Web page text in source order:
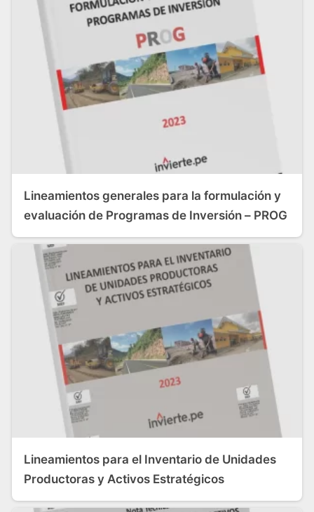
Lineamientos generales para la formulación y
evaluación de Programas de Inversión – PROG
Lineamientos para el Inventario de Unidades
Productoras y Activos Estratégicos